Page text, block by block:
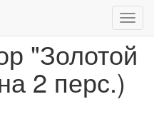
Палермо" (на 2 перс.)
"Золотой
2 перс.)